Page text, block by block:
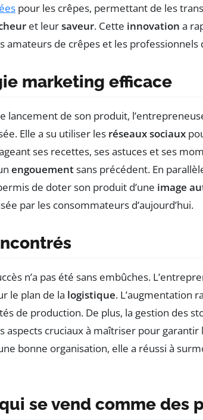
pour les crêpes, permettant de les
et leursaveur. Cette innovation a
amateurs de crêpes et les
marketing efficace
lancement de son produit,
Elle a su utiliser les réseaux sociaux
ses recettes, ses astuces et ses
engouementsans précédent. En
de doter son produit d’une image
par les consommateurs d’aujourd’hui.
n’a pas été sans embûches.
le plan de la logistique. L’augmentation
de production. De plus, la gestion des
aspects cruciaux à maîtriser pour garantir
bonne organisation, elle a réussi à
se vend comme des